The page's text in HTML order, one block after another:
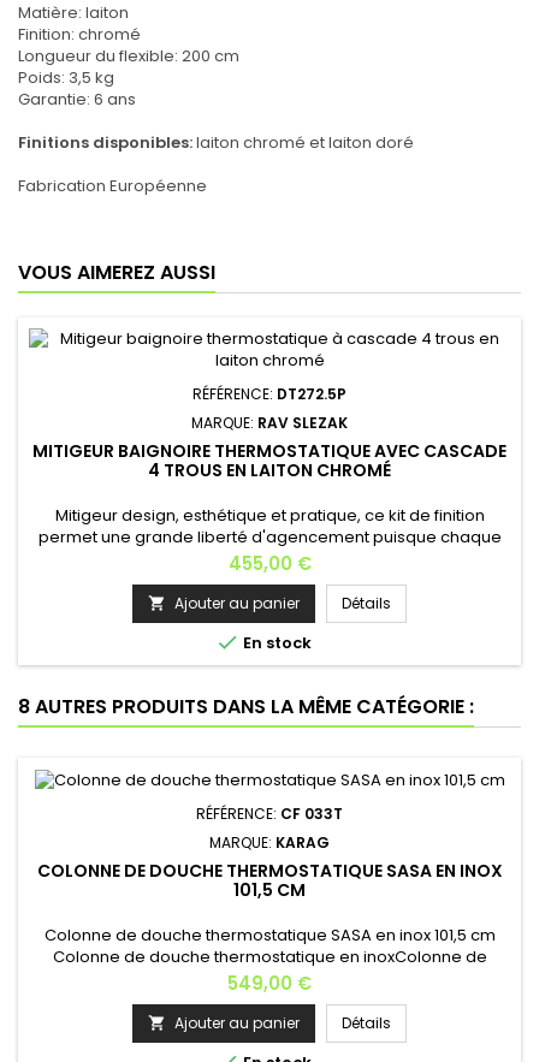
Matière: laiton
Finition: chromé
Longueur du flexible: 200 cm
Poids: 3,5 kg
Garantie: 6 ans
Finitions disponibles:laiton chromé et laiton doré
Fabrication Européenne
VOUS AIMEREZ AUSSI
RÉFÉRENCE: DT272.5P
MARQUE: RAV SLEZAK
MITIGEUR BAIGNOIRE THERMOSTATIQUE AVEC CASCADE
4 TROUS EN LAITON CHROMÉ
Mitigeur design, esthétique et pratique, ce kit de finition
permet une grande liberté d'agencement puisque chaque
élément s'encastre séparément. Cet ensemble pour bain ou
douche est composé d'un mitigeur pour régler l'eau à bonne
température, d'une commande pour mettre en marche le jet
par le bec ou la douchette ainsi que d'une douchette...
Prix
455,00 €
 Ajouter au panier Détails
 En stock
8 AUTRES PRODUITS DANS LA MÊME CATÉGORIE :
RÉFÉRENCE: CF 033T
MARQUE: KARAG
COLONNE DE DOUCHE THERMOSTATIQUE SASA EN INOX
101,5 CM
Colonne de douche thermostatique SASA en inox 101,5 cm
Colonne de douche thermostatique en inoxColonne de
douche avec grand pommeau et flexiblePommeau de
douche au plafond chromée 20x20 cmDouchette à
mainHauteur: 101,5 cmLargeur : 23 cmProfondeur : 33
cmFlexible : 150 cmPression d'utilisation recommandée 2
Prix
549,00 €
 Ajouter au panier Détails